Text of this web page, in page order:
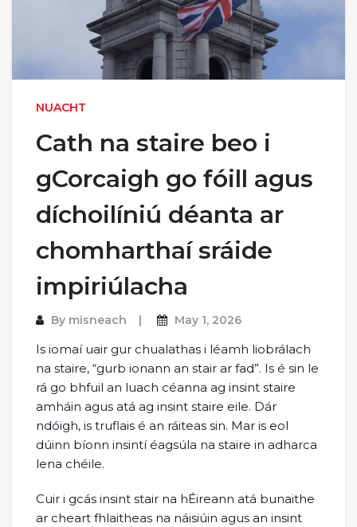
NUACHT
Cath na staire beo i
gCorcaigh go fóill agus
díchoilíniú déanta ar
chomharthaí sráide
impiriúlacha
By misneach May 1, 2026
Is iomaí uair gur chualathas i léamh liobrálach
na staire, “gurb ionann an stair ar fad”. Is é sin le
rá go bhfuil an luach céanna ag insint staire
amháin agus atá ag insint staire eile. Dár
ndóigh, is truflais é an ráiteas sin. Mar is eol
dúinn bíonn insintí éagsúla na staire in adharca
lena chéile.
Cuir i gcás insint stair na hÉireann atá bunaithe
ar cheart fhlaitheas na náisiúin agus an insint